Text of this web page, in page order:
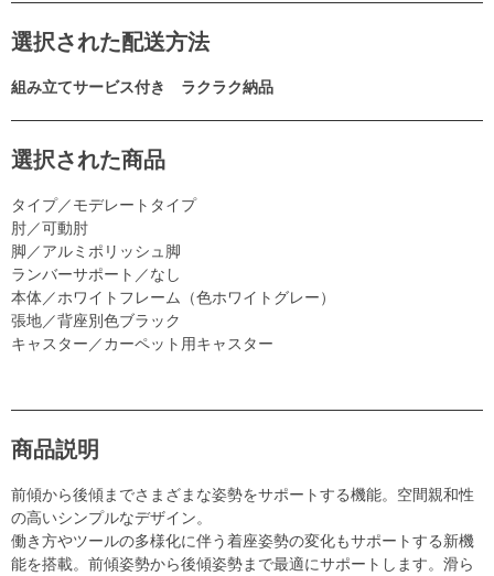
選択された配送方法
組み立てサービス付き ラクラク納品
選択された商品
タイプ／モデレートタイプ
肘／可動肘
脚／アルミポリッシュ脚
ランバーサポート／なし
本体／ホワイトフレーム（色ホワイトグレー）
張地／背座別色ブラック
キャスター／カーペット用キャスター
商品説明
前傾から後傾までさまざまな姿勢をサポートする機能。空間親和性
の高いシンプルなデザイン。
働き方やツールの多様化に伴う着座姿勢の変化もサポートする新機
能を搭載。前傾姿勢から後傾姿勢まで最適にサポートします。滑ら